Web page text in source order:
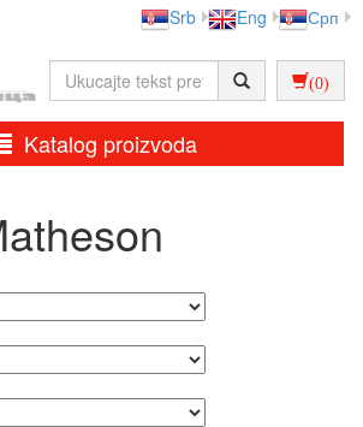
Srb Eng Срп
(0)
Katalog proizvoda